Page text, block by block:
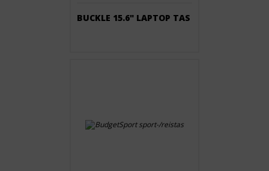
BUCKLE 15.6" LAPTOP TAS